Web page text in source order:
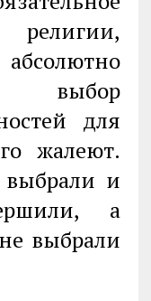
выбор
для
жалеют.
и
а
выбрали